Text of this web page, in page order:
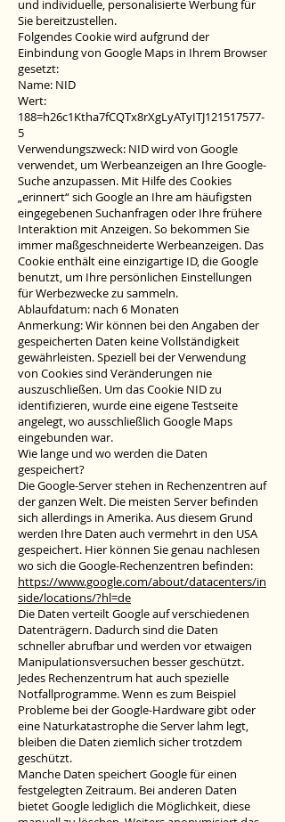
und individuelle, personalisierte Werbung für
Sie bereitzustellen.
Folgendes Cookie wird aufgrund der
Einbindung von Google Maps in Ihrem Browser
gesetzt:
Name: NID
Wert:
188=h26c1Ktha7fCQTx8rXgLyATyITJ121517577-
5
Verwendungszweck: NID wird von Google
verwendet, um Werbeanzeigen an Ihre Google-
Suche anzupassen. Mit Hilfe des Cookies
„erinnert“ sich Google an Ihre am häufigsten
eingegebenen Suchanfragen oder Ihre frühere
Interaktion mit Anzeigen. So bekommen Sie
immer maßgeschneiderte Werbeanzeigen. Das
Cookie enthält eine einzigartige ID, die Google
benutzt, um Ihre persönlichen Einstellungen
für Werbezwecke zu sammeln.
Ablaufdatum: nach 6 Monaten
Anmerkung: Wir können bei den Angaben der
gespeicherten Daten keine Vollständigkeit
gewährleisten. Speziell bei der Verwendung
von Cookies sind Veränderungen nie
auszuschließen. Um das Cookie NID zu
identifizieren, wurde eine eigene Testseite
angelegt, wo ausschließlich Google Maps
eingebunden war.
Wie lange und wo werden die Daten
gespeichert?
Die Google-Server stehen in Rechenzentren auf
der ganzen Welt. Die meisten Server befinden
sich allerdings in Amerika. Aus diesem Grund
werden Ihre Daten auch vermehrt in den USA
gespeichert. Hier können Sie genau nachlesen
wo sich die Google-Rechenzentren befinden:
https://www.google.com/about/datacenters/in
side/locations/?hl=de
Die Daten verteilt Google auf verschiedenen
Datenträgern. Dadurch sind die Daten
schneller abrufbar und werden vor etwaigen
Manipulationsversuchen besser geschützt.
Jedes Rechenzentrum hat auch spezielle
Notfallprogramme. Wenn es zum Beispiel
Probleme bei der Google-Hardware gibt oder
eine Naturkatastrophe die Server lahm legt,
bleiben die Daten ziemlich sicher trotzdem
geschützt.
Manche Daten speichert Google für einen
festgelegten Zeitraum. Bei anderen Daten
bietet Google lediglich die Möglichkeit, diese